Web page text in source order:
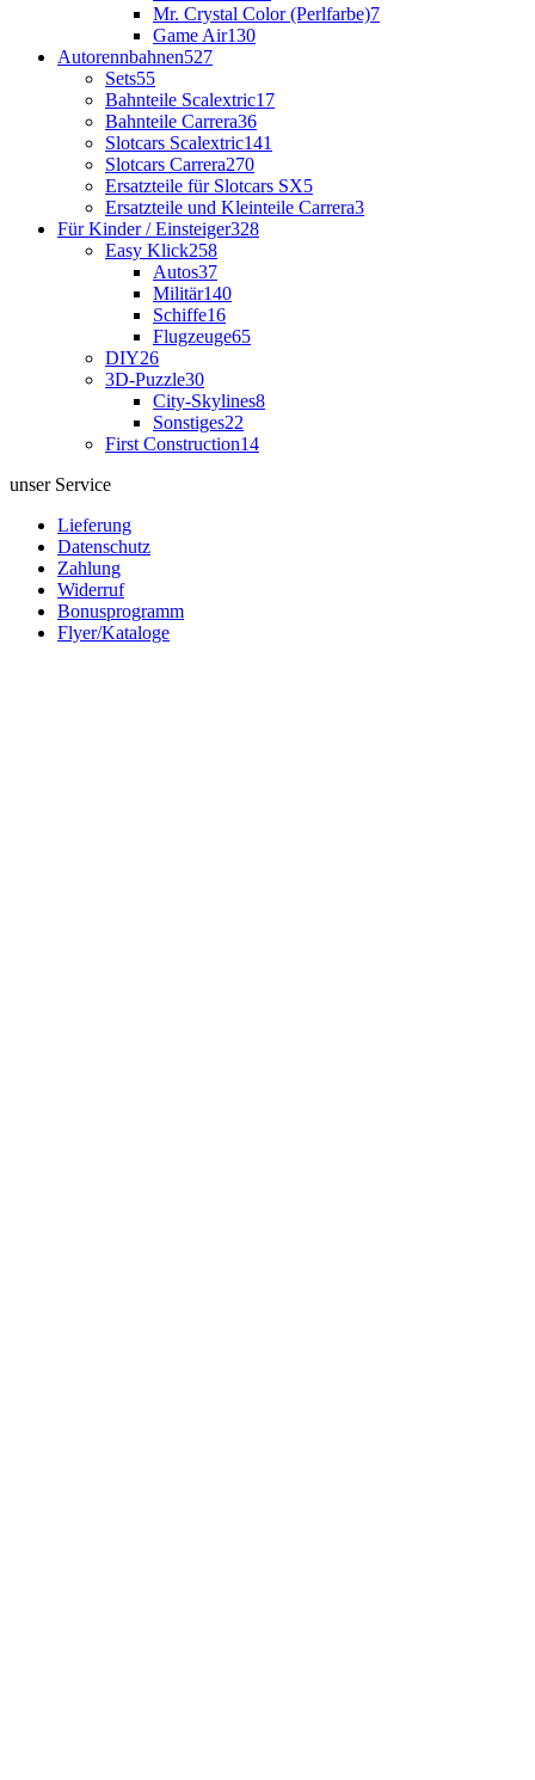
Mr. Crystal Color (Perlfarbe)7
Game Air130
Autorennbahnen527
Sets55
Bahnteile Scalextric17
Bahnteile Carrera36
Slotcars Scalextric141
Slotcars Carrera270
Ersatzteile für Slotcars SX5
Ersatzteile und Kleinteile Carrera3
Für Kinder / Einsteiger328
Easy Klick258
Autos37
Militär140
Schiffe16
Flugzeuge65
DIY26
3D-Puzzle30
City-Skylines8
Sonstiges22
First Construction14
unser Service
Lieferung
Datenschutz
Zahlung
Widerruf
Bonusprogramm
Flyer/Kataloge